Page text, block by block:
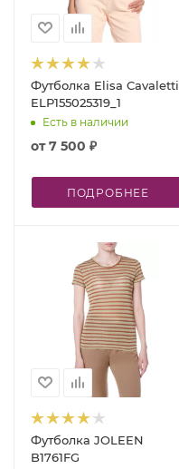
Футболка Elisa Cavaletti
ELP155025319_1
Есть в наличии
от7 500 ₽
ПОДРОБНЕЕ
Футболка JOLEEN
B1761FG